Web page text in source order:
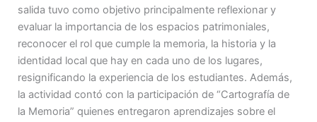
salida tuvo como objetivo principalmente reflexionar y
evaluar la importancia de los espacios patrimoniales,
reconocer el rol que cumple la memoria, la historia y la
identidad local que hay en cada uno de los lugares,
resignificando la experiencia de los estudiantes. Además,
la actividad contó con la participación de “Cartografía de
la Memoria” quienes entregaron aprendizajes sobre el